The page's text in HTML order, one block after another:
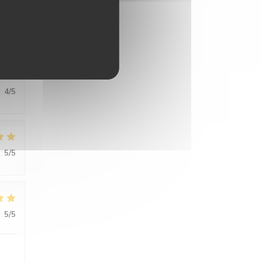
: 4/5
5/5
: 5/5